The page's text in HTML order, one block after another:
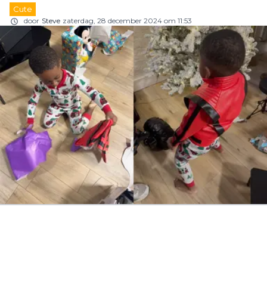
Cute
door Steve zaterdag, 28 december 2024 om 11:53